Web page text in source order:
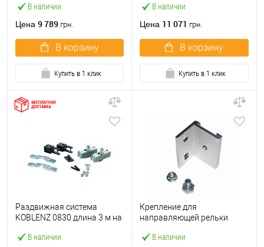
В наличии
синхронным открыванием
Цена 9 789 грн.
В корзину
Купить в 1 клик
В наличии
односторонним
Цена 11 071 грн.
В корзину
Купить в 1 клик
В наличии
Раздвижная система
KOBLENZ 0830 длина 3 м на
В наличии
Крепление для
направляющей рельки